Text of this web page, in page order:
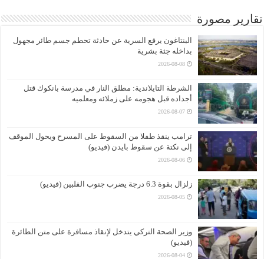
تقارير مصورة
البنتاغون يرفع السرية عن حادثة تحطم جسم طائر مجهول
بداخله جثة بشرية
2026-08-08
الشرطة التايلاندية: مطلق النار في مدرسة بانكوك قتل
أجداده قبل هجومه على زملائه ومعلميه
2026-08-07
ترامب ينقذ طفلا من السقوط على المسرح ويحول الموقف
إلى نكتة عن سقوط بايدن (فيديو)
2026-08-06
زلزال بقوة 6.3 درجة يضرب جنوب الفلبين (فيديو)
2026-08-05
وزير الصحة التركي يتدخل لإنقاذ مسافرة على متن الطائرة
(فيديو)
2026-08-04